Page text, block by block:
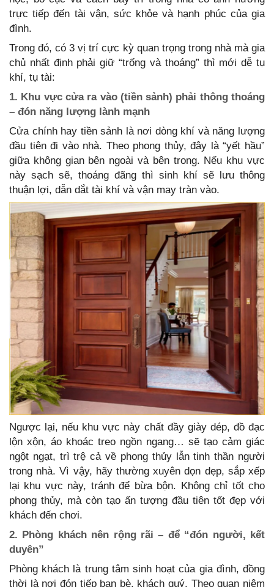
trực tiếp đến tài vận, sức khỏe và hạnh phúc của gia
đình.
Trong đó, có 3 vị trí cực kỳ quan trọng trong nhà mà gia
chủ nhất định phải giữ “trống và thoáng” thì mới dễ tụ
khí, tụ tài:
1. Khu vực cửa ra vào (tiền sảnh) phải thông thoáng
– đón năng lượng lành mạnh
Cửa chính hay tiền sảnh là nơi dòng khí và năng lượng
đầu tiên đi vào nhà. Theo phong thủy, đây là “yết hầu”
giữa không gian bên ngoài và bên trong. Nếu khu vực
này sạch sẽ, thoáng đãng thì sinh khí sẽ lưu thông
thuận lợi, dẫn dắt tài khí và vận may tràn vào.
Ngược lại, nếu khu vực này chất đầy giày dép, đồ đạc
lộn xộn, áo khoác treo ngồn ngang… sẽ tạo cảm giác
ngột ngạt, trì trệ cả về phong thủy lẫn tinh thần người
trong nhà. Vì vậy, hãy thường xuyên dọn dẹp, sắp xếp
lại khu vực này, tránh để bừa bộn. Không chỉ tốt cho
phong thủy, mà còn tạo ấn tượng đầu tiên tốt đẹp với
khách đến chơi.
2. Phòng khách nên rộng rãi – để “đón người, kết
duyên”
Phòng khách là trung tâm sinh hoạt của gia đình, đồng
thời là nơi đón tiếp bạn bè, khách quý. Theo quan niệm